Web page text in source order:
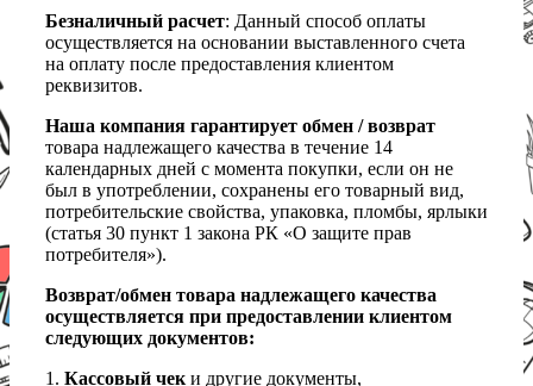
Безналичный расчет: Данный способ оплаты
осуществляется на основании выставленного счета
на оплату после предоставления клиентом
реквизитов.
Наша компания гарантирует обмен / возврат
товара надлежащего качества в течение 14
календарных дней с момента покупки, если он не
был в употреблении, сохранены его товарный вид,
потребительские свойства, упаковка, пломбы, ярлыки
(статья 30 пункт 1 закона РК «О защите прав
потребителя»).
Возврат/обмен товара надлежащего качества
осуществляется при предоставлении клиентом
следующих документов:
1. Кассовый чеки другие документы,